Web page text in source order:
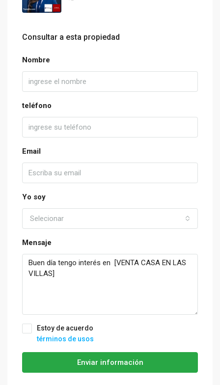
Consultar a esta propiedad
Nombre
teléfono
Email
Yo soy
Selecionar
Mensaje
Estoy de acuerdo
términos de usos
Enviar información